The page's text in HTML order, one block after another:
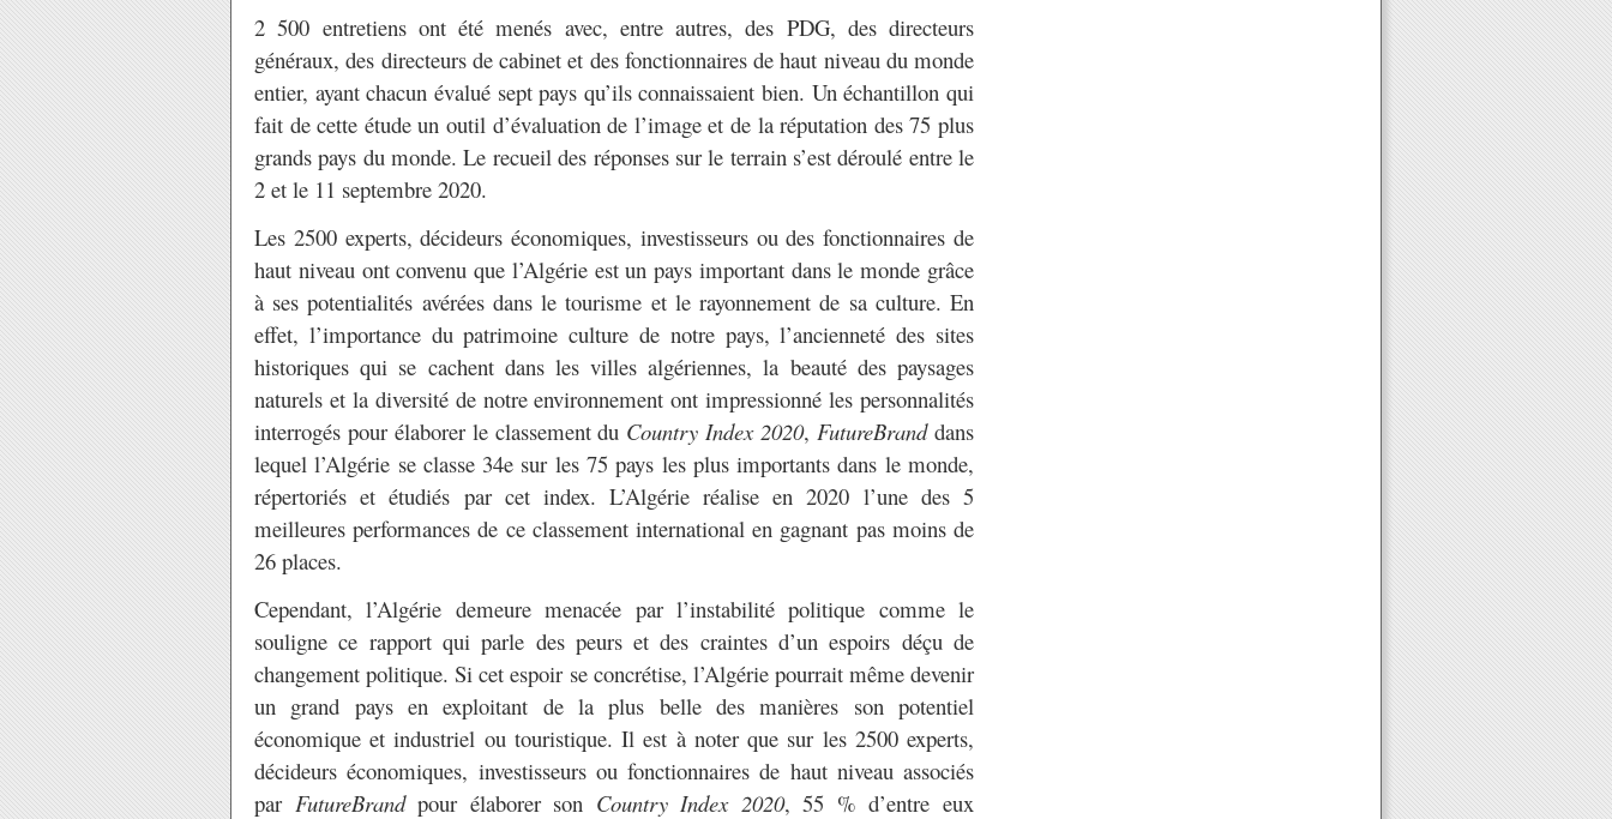
2 500 entretiens ont été menés avec, entre autres, des PDG, des directeurs
généraux, des directeurs de cabinet et des fonctionnaires de haut niveau du monde
entier, ayant chacun évalué sept pays qu’ils connaissaient bien. Un échantillon qui
fait de cette étude un outil d’évaluation de l’image et de la réputation des 75 plus
grands pays du monde. Le recueil des réponses sur le terrain s’est déroulé entre le
2 et le 11 septembre 2020.
Les 2500 experts, décideurs économiques, investisseurs ou des fonctionnaires de
haut niveau ont convenu que l’Algérie est un pays important dans le monde grâce
à ses potentialités avérées dans le tourisme et le rayonnement de sa culture. En
effet, l’importance du patrimoine culture de notre pays, l’ancienneté des sites
historiques qui se cachent dans les villes algériennes, la beauté des paysages
naturels et la diversité de notre environnement ont impressionné les personnalités
interrogés pour élaborer le classement du Country Index 2020,FutureBranddans
lequel l’Algérie se classe 34e sur les 75 pays les plus importants dans le monde,
répertoriés et étudiés par cet index. L’Algérie réalise en 2020 l’une des 5
meilleures performances de ce classement international en gagnant pas moins de
26 places.
Cependant, l’Algérie demeure menacée par l’instabilité politique comme le
souligne ce rapport qui parle des peurs et des craintes d’un espoirs déçu de
changement politique. Si cet espoir se concrétise, l’Algérie pourrait même devenir
un grand pays en exploitant de la plus belle des manières son potentiel
économique et industriel ou touristique. Il est à noter que sur les 2500 experts,
décideurs économiques, investisseurs ou fonctionnaires de haut niveau associés
par FutureBrandpour élaborer son Country Index 2020, 55 % d’entre eux